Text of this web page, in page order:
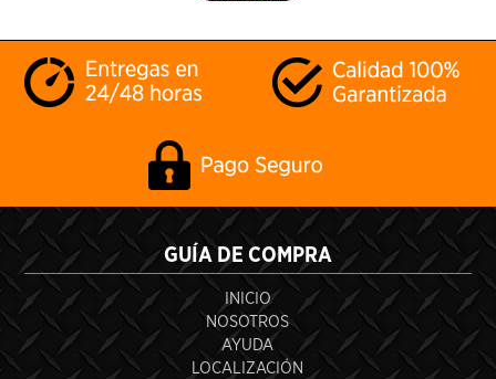
GUÍA DE COMPRA
INICIO
NOSOTROS
AYUDA
LOCALIZACIÓN